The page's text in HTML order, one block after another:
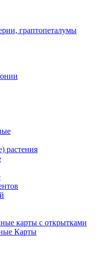
граптопеталумы
растения
карты с открытками
Карты